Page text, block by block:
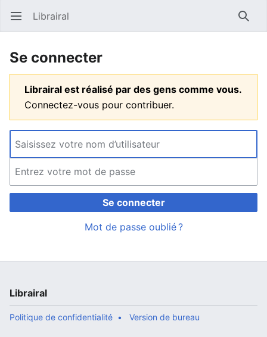
Ouvrir le menu principal Librairal
Se connecter
Librairal est réalisé par des gens comme vous.
Connectez-vous pour contribuer.
Se connecter
Mot de passe oublié ?
Librairal
Politique de confidentialité Version de bureau